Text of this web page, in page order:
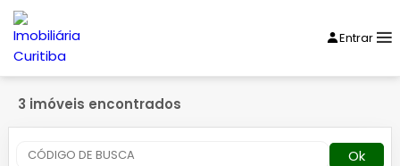
Entrar
3 imóveis encontrados
Ok